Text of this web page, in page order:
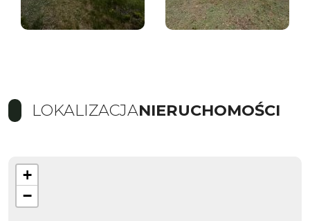
LOKALIZACJANIERUCHOMOŚCI
+
−